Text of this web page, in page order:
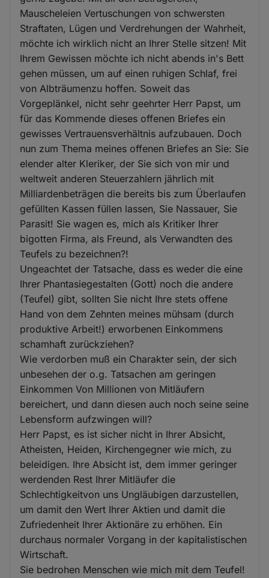
Mauscheleien Vertuschungen von schwersten
Straftaten, Lügen und Verdrehungen der Wahrheit,
möchte ich wirklich nicht an Ihrer Stelle sitzen! Mit
Ihrem Gewissen möchte ich nicht abends in's Bett
gehen müssen, um auf einen ruhigen Schlaf, frei
von Albträumenzu hoffen. Soweit das
Vorgeplänkel, nicht sehr geehrter Herr Papst, um
für das Kommende dieses offenen Briefes ein
gewisses Vertrauensverhältnis aufzubauen. Doch
nun zum Thema meines offenen Briefes an Sie: Sie
elender alter Kleriker, der Sie sich von mir und
weltweit anderen Steuerzahlern jährlich mit
Milliardenbeträgen die bereits bis zum Überlaufen
gefüllten Kassen füllen lassen, Sie Nassauer, Sie
Parasit! Sie wagen es, mich als Kritiker Ihrer
bigotten Firma, als Freund, als Verwandten des
Teufels zu bezeichnen?!
Ungeachtet der Tatsache, dass es weder die eine
Ihrer Phantasiegestalten (Gott) noch die andere
(Teufel) gibt, sollten Sie nicht Ihre stets offene
Hand von dem Zehnten meines mühsam (durch
produktive Arbeit!) erworbenen Einkommens
schamhaft zurückziehen?
Wie verdorben muß ein Charakter sein, der sich
unbesehen der o.g. Tatsachen am geringen
Einkommen Von Millionen von Mitläufern
bereichert, und dann diesen auch noch seine seine
Lebensform aufzwingen will?
Herr Papst, es ist sicher nicht in Ihrer Absicht,
Atheisten, Heiden, Kirchengegner wie mich, zu
beleidigen. Ihre Absicht ist, dem immer geringer
werdenden Rest Ihrer Mitläufer die
Schlechtigkeitvon uns Ungläubigen darzustellen,
um damit den Wert Ihrer Aktien und damit die
Zufriedenheit Ihrer Aktionäre zu erhöhen. Ein
durchaus normaler Vorgang in der kapitalistischen
Wirtschaft.
Sie bedrohen Menschen wie mich mit dem Teufel!